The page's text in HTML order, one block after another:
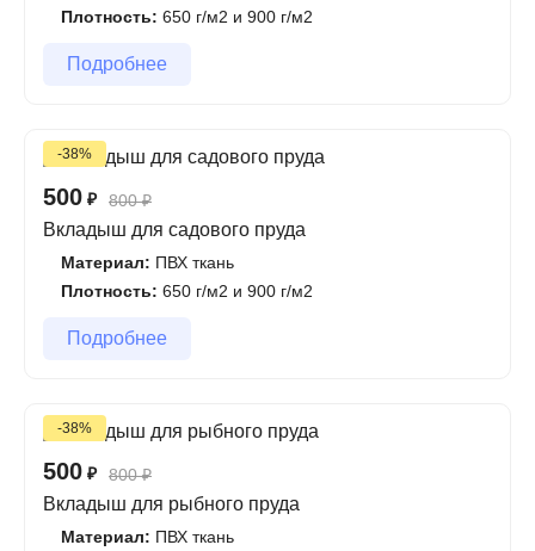
Плотность: 650 г/м2 и 900 г/м2
Подробнее
-38%
500 ₽ 800₽
Вкладыш для садового пруда
Материал: ПВХ ткань
Плотность: 650 г/м2 и 900 г/м2
Подробнее
-38%
500 ₽ 800₽
Вкладыш для рыбного пруда
Материал: ПВХ ткань